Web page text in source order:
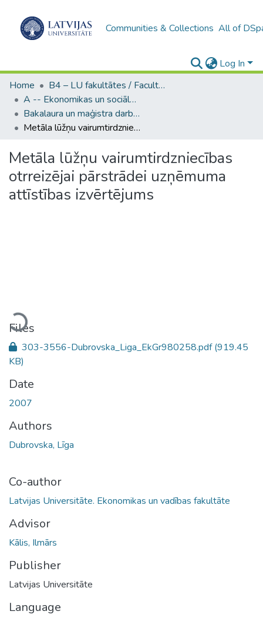
Communities & Collections All of
Log In
Home
B4 – LU fakultātes / Faculties of the UL
A -- Ekonomikas un sociālo zinātņu fakultāte / Faculty of Economics and Social Sciences
Bakalaura un maģistra darbi (ESZF) / Bachelor's and Master's theses
Metāla lūžņu vairumtirdzniecības otrreizējai pārstrādei uzņēmuma attīstības izvērtējums
Metāla lūžņu vairumtirdzniecības
otrreizējai pārstrādei uzņēmuma
attīstības izvērtējums
Loading...
Files
303-3556-Dubrovska_Liga_EkGr980258.pdf(919.45
KB)
Date
2007
Authors
Dubrovska, Līga
Co-author
Latvijas Universitāte. Ekonomikas un vadības fakultāte
Advisor
Kālis, Ilmārs
Publisher
Latvijas Universitāte
Language